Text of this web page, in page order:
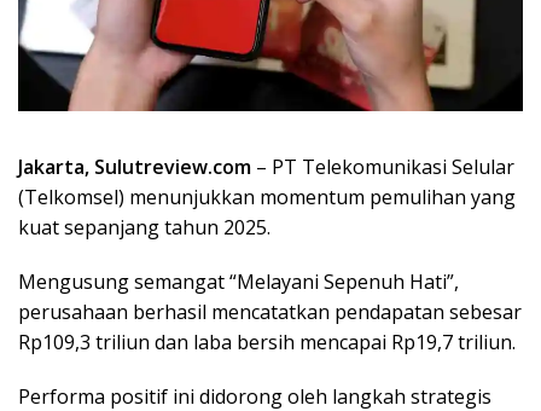
Jakarta, Sulutreview.com – PT Telekomunikasi Selular
(Telkomsel) menunjukkan momentum pemulihan yang
kuat sepanjang tahun 2025.
Mengusung semangat “Melayani Sepenuh Hati”,
perusahaan berhasil mencatatkan pendapatan sebesar
Rp109,3 triliun dan laba bersih mencapai Rp19,7 triliun.
​Performa positif ini didorong oleh langkah strategis